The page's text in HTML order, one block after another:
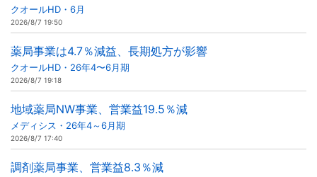
クオールHD・6月
2026/8/7 19:50
薬局事業は4.7％減益、長期処方が影響
クオールHD・26年4〜6月期
2026/8/7 19:18
地域薬局NW事業、営業益19.5％減
メディシス・26年4～6月期
2026/8/7 17:40
調剤薬局事業、営業益8.3％減